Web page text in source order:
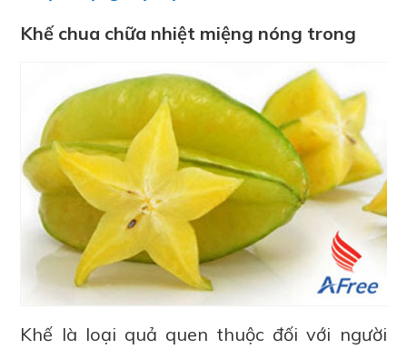
Khế chua chữa nhiệt miệng nóng trong
Khế là loại quả quen thuộc đối với người